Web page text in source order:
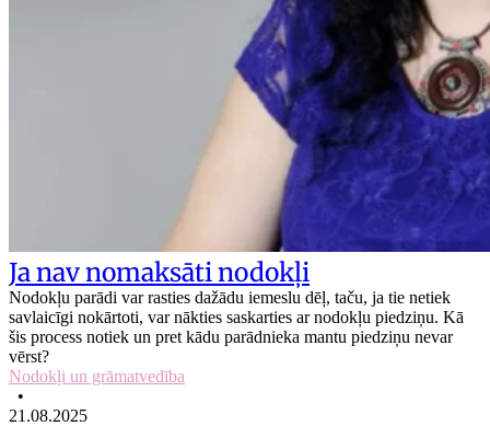
Ja nav nomaksāti nodokļi
Nodokļu parādi var rasties dažādu iemeslu dēļ, taču, ja tie netiek
savlaicīgi nokārtoti, var nākties saskarties ar nodokļu piedziņu. Kā
šis process notiek un pret kādu parādnieka mantu piedziņu nevar
vērst?
Nodokļi un grāmatvedība
•
21.08.2025